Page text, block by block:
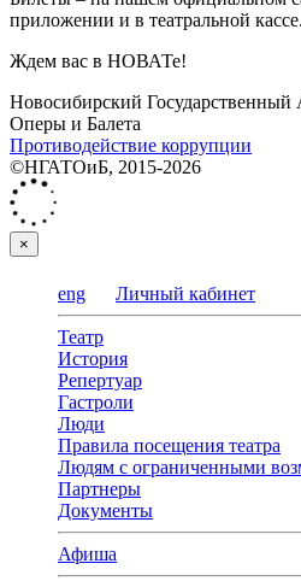
приложении и в театральной кассе.
Ждем вас в НОВАТе!
Новосибирский Государственный
Оперы и Балета
Противодействие коррупции
©НГАТОиБ, 2015-2026
×
eng Личный кабинет
Театр
История
Репертуар
Гастроли
Люди
Правила посещения театра
Людям с ограниченными
Партнеры
Документы
Афиша